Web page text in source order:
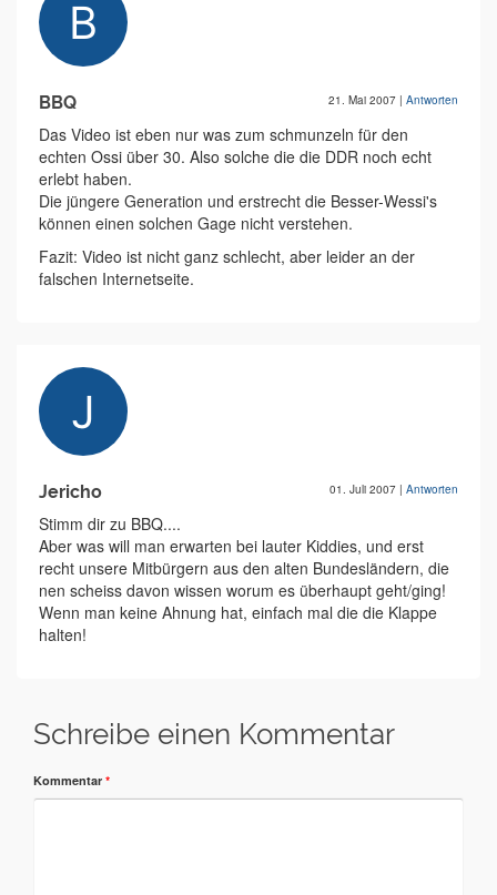
BBQ 21. Mai 2007 | Antworten
Das Video ist eben nur was zum schmunzeln für den
echten Ossi über 30. Also solche die die DDR noch echt
erlebt haben.
Die jüngere Generation und erstrecht die Besser-Wessi's
können einen solchen Gage nicht verstehen.
Fazit: Video ist nicht ganz schlecht, aber leider an der
falschen Internetseite.
Jericho 01. Juli 2007 | Antworten
Stimm dir zu BBQ....
Aber was will man erwarten bei lauter Kiddies, und erst
recht unsere Mitbürgern aus den alten Bundesländern, die
nen scheiss davon wissen worum es überhaupt geht/ging!
Wenn man keine Ahnung hat, einfach mal die die Klappe
halten!
Schreibe einen Kommentar
Kommentar *